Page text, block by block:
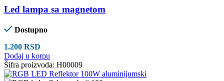
Led lampa sa magnetom
Dostupno
1.200 RSD
Dodaj u korpu
Šifra proizvoda: H00009